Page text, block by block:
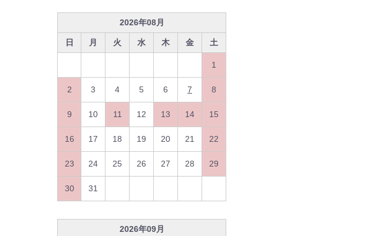
2026年08月
日 月 火 水 木 金 土
1
2 3 4 5 6 7 8
9 10 11 12 13 14 15
16 17 18 19 20 21 22
23 24 25 26 27 28 29
30 31
2026年09月